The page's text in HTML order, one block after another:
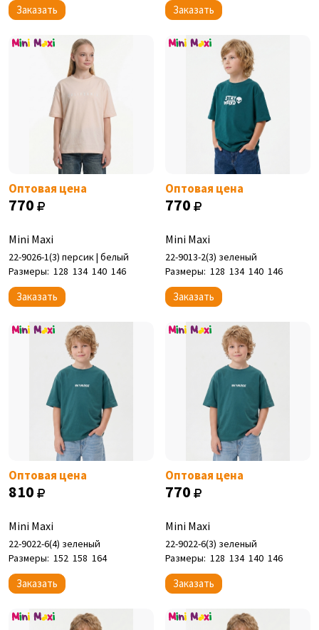
Заказать Заказать
Оптовая цена
770
Mini Maxi
22-9026-1(3) персик | белый
Размеры: 128 134 140 146
Заказать
Оптовая цена
770
Mini Maxi
22-9013-2(3) зеленый
Размеры: 128 134 140 146
Заказать
Оптовая цена
810
Mini Maxi
22-9022-6(4) зеленый
Размеры: 152 158 164
Заказать
Оптовая цена
770
Mini Maxi
22-9022-6(3) зеленый
Размеры: 128 134 140 146
Заказать